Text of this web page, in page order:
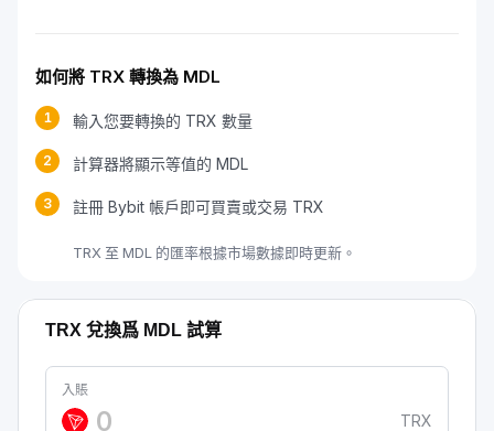
如何將 TRX 轉換為 MDL
1 輸入您要轉換的 TRX 數量
2 計算器將顯示等值的 MDL
3 註冊 Bybit 帳戶即可買賣或交易 TRX
TRX 至 MDL 的匯率根據市場數據即時更新。
TRX 兌換爲 MDL 試算
入賬
TRX